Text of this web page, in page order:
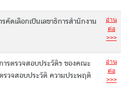
ดเลือกเป็นเลขาธิการสำนักงาน
อ่าน
ต่อ
>>>
ารตรวจสอบประวัติฯ ของคณะ
รวจสอบประวัติ ความประพฤติ
อ่าน
ต่อ
>>>